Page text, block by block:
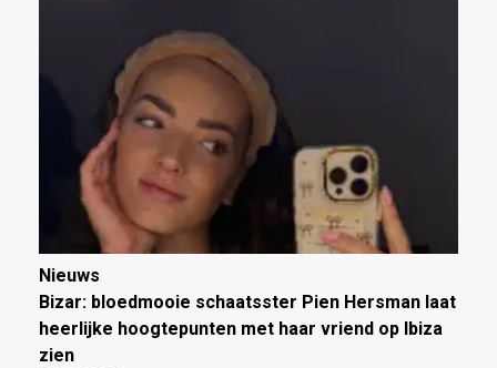
Nieuws
Bizar: bloedmooie schaatsster Pien Hersman laat
heerlijke hoogtepunten met haar vriend op Ibiza
zien